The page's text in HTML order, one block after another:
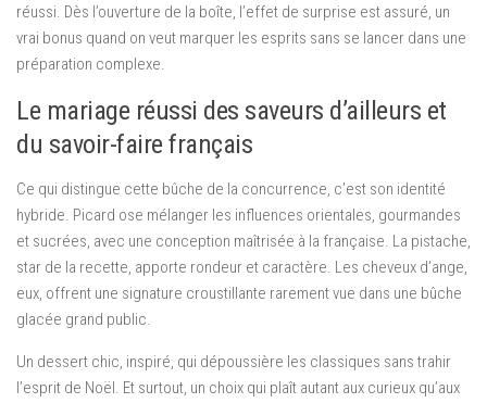
réussi. Dès l’ouverture de la boîte, l’effet de surprise est assuré, un
vrai bonus quand on veut marquer les esprits sans se lancer dans une
préparation complexe.
Le mariage réussi des saveurs d’ailleurs et
du savoir-faire français
Ce qui distingue cette bûche de la concurrence, c’est son identité
hybride. Picard ose mélanger les influences orientales, gourmandes
et sucrées, avec une conception maîtrisée à la française. La pistache,
star de la recette, apporte rondeur et caractère. Les cheveux d’ange,
eux, offrent une signature croustillante rarement vue dans une bûche
glacée grand public.
Un dessert chic, inspiré, qui dépoussière les classiques sans trahir
l’esprit de Noël. Et surtout, un choix qui plaît autant aux curieux qu’aux